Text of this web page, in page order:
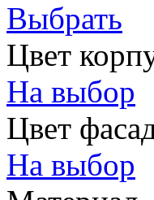
Выбрать
Цвет
На выбор
Цвет
На выбор